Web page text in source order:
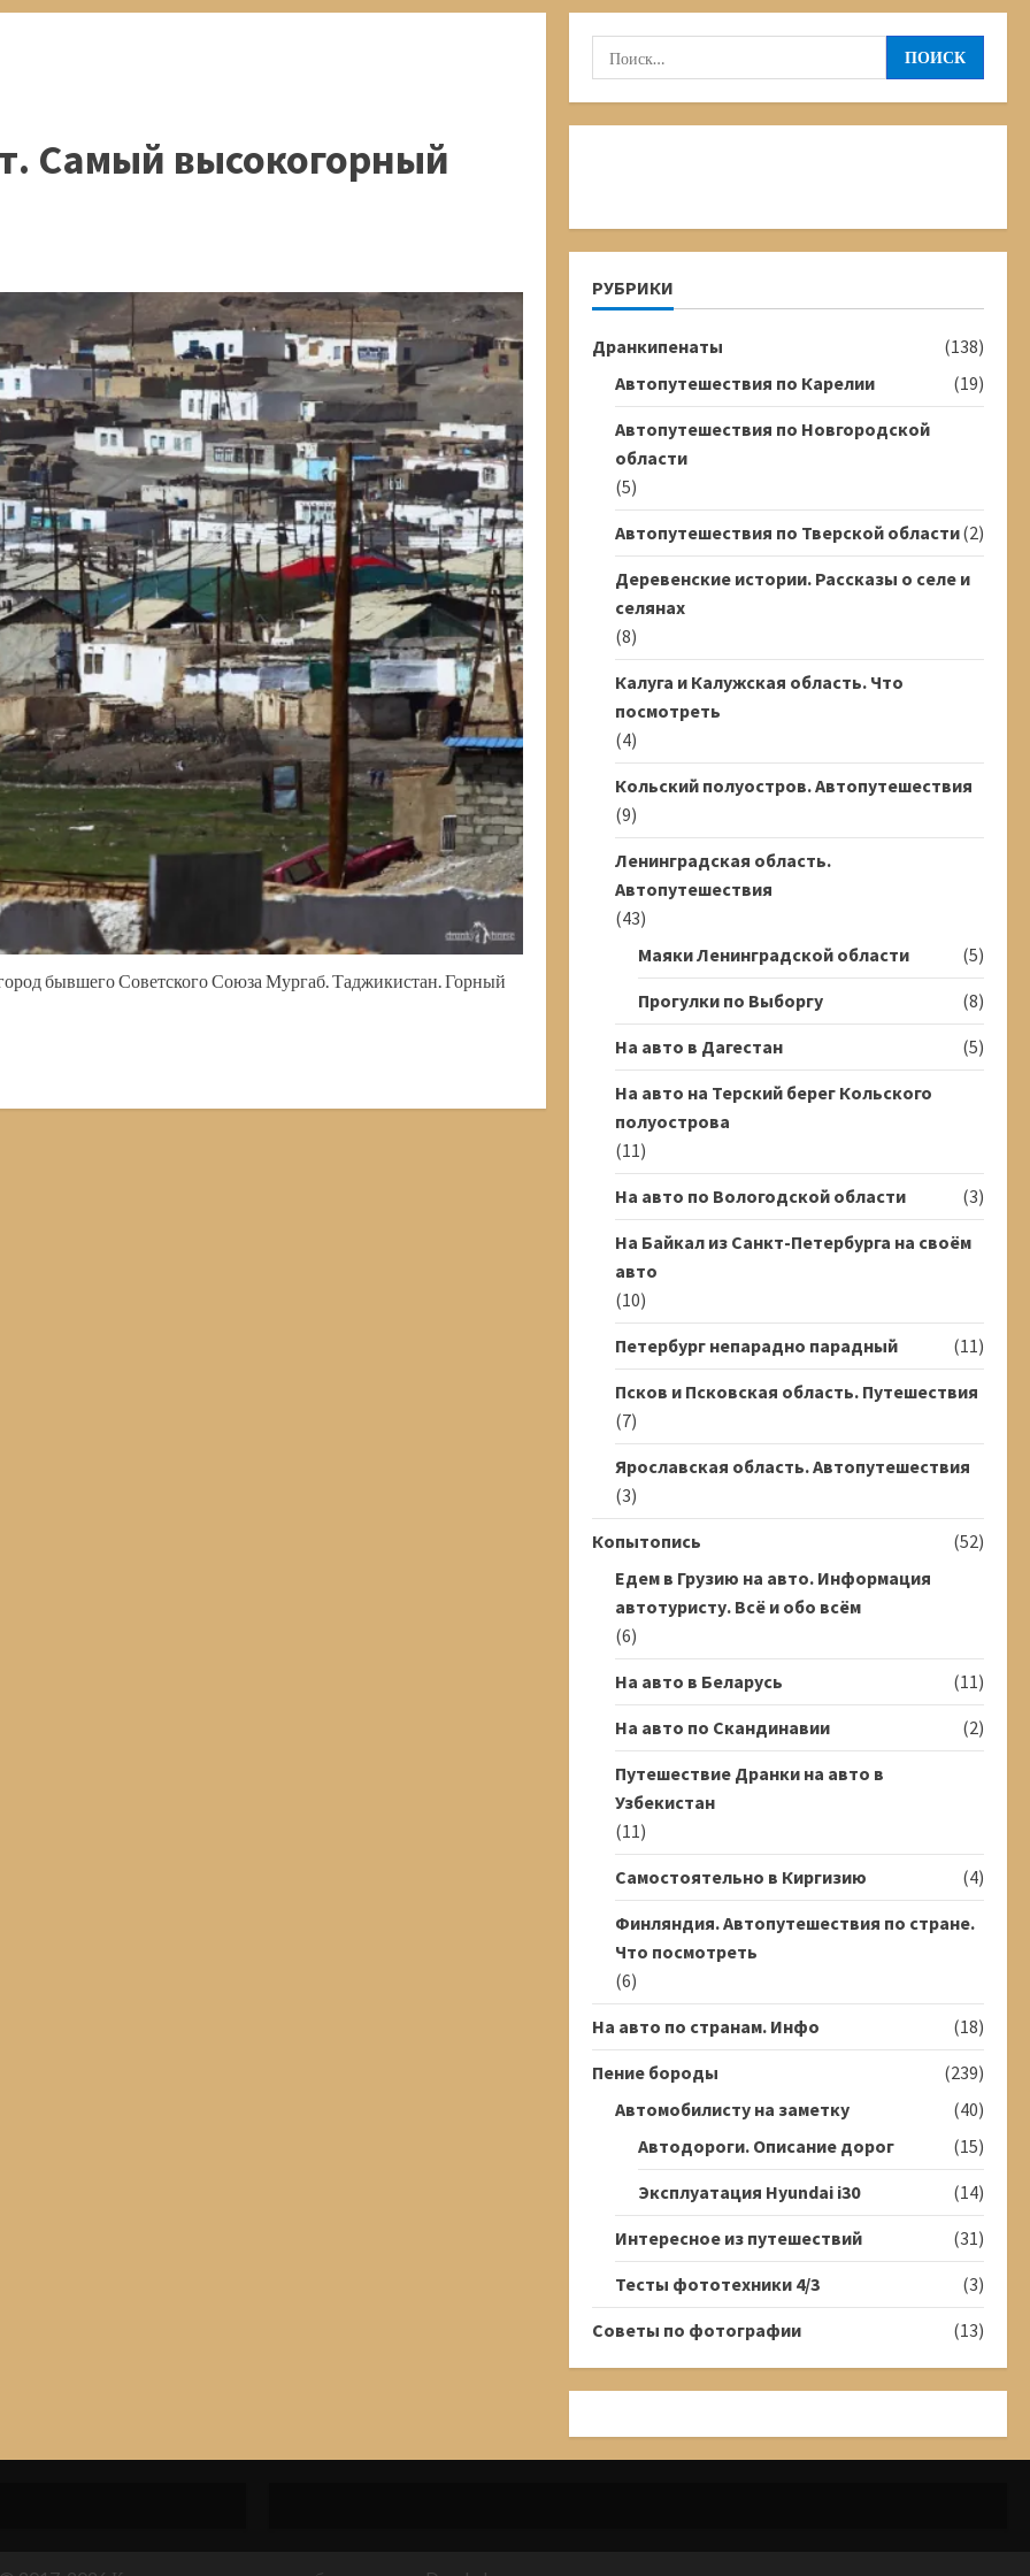
Самый высокогорный
бывшего Советского Союза Мургаб. Таджикистан. Горный
Найти:
РУБРИКИ
Дранкипенаты
(138)
Автопутешествия по Карелии
(19)
Автопутешествия по Новгородской
области
(5)
Автопутешествия по Тверской области(2)
Деревенские истории. Рассказы о селе и
селянах
(8)
Калуга и Калужская область. Что
посмотреть
(4)
Кольский полуостров. Автопутешествия
(9)
Ленинградская область.
Автопутешествия
(43)
Маяки Ленинградской области
(5)
Прогулки по Выборгу
(8)
На авто в Дагестан
(5)
На авто на Терский берег Кольского
полуострова
(11)
На авто по Вологодской области
(3)
На Байкал из Санкт-Петербурга на своём
авто
(10)
Петербург непарадно парадный
(11)
Псков и Псковская область. Путешествия
(7)
Ярославская область. Автопутешествия
(3)
Копытопись
(52)
Едем в Грузию на авто. Информация
автотуристу. Всё и обо всём
(6)
На авто в Беларусь
(11)
На авто по Скандинавии
(2)
Путешествие Дранки на авто в
Узбекистан
(11)
Самостоятельно в Киргизию
(4)
Финляндия. Автопутешествия по стране.
Что посмотреть
(6)
На авто по странам. Инфо
(18)
Пение бороды
(239)
Автомобилисту на заметку
(40)
Автодороги. Описание дорог
(15)
Эксплуатация Hyundai i30
(14)
Интересное из путешествий
(31)
Тесты фототехники 4/3
(3)
Советы по фотографии
(13)